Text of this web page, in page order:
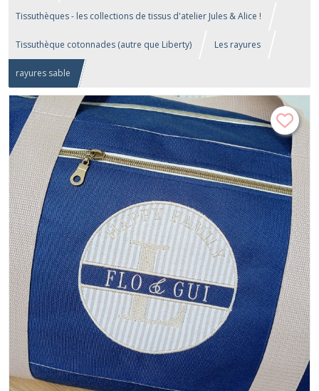
Tissuthèques - les collections de tissus d'atelier Jules & Alice !
Tissuthèque cotonnades (autre que Liberty) Les rayures
rayures sable